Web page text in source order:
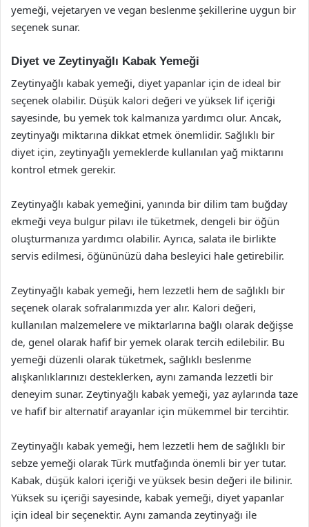
yemeği, vejetaryen ve vegan beslenme şekillerine uygun bir
seçenek sunar.
Diyet ve Zeytinyağlı Kabak Yemeği
Zeytinyağlı kabak yemeği, diyet yapanlar için de ideal bir
seçenek olabilir. Düşük kalori değeri ve yüksek lif içeriği
sayesinde, bu yemek tok kalmanıza yardımcı olur. Ancak,
zeytinyağı miktarına dikkat etmek önemlidir. Sağlıklı bir
diyet için, zeytinyağlı yemeklerde kullanılan yağ miktarını
kontrol etmek gerekir.
Zeytinyağlı kabak yemeğini, yanında bir dilim tam buğday
ekmeği veya bulgur pilavı ile tüketmek, dengeli bir öğün
oluşturmanıza yardımcı olabilir. Ayrıca, salata ile birlikte
servis edilmesi, öğününüzü daha besleyici hale getirebilir.
Zeytinyağlı kabak yemeği, hem lezzetli hem de sağlıklı bir
seçenek olarak sofralarımızda yer alır. Kalori değeri,
kullanılan malzemelere ve miktarlarına bağlı olarak değişse
de, genel olarak hafif bir yemek olarak tercih edilebilir. Bu
yemeği düzenli olarak tüketmek, sağlıklı beslenme
alışkanlıklarınızı desteklerken, aynı zamanda lezzetli bir
deneyim sunar. Zeytinyağlı kabak yemeği, yaz aylarında taze
ve hafif bir alternatif arayanlar için mükemmel bir tercihtir.
Zeytinyağlı kabak yemeği, hem lezzetli hem de sağlıklı bir
sebze yemeği olarak Türk mutfağında önemli bir yer tutar.
Kabak, düşük kalori içeriği ve yüksek besin değeri ile bilinir.
Yüksek su içeriği sayesinde, kabak yemeği, diyet yapanlar
için ideal bir seçenektir. Aynı zamanda zeytinyağı ile